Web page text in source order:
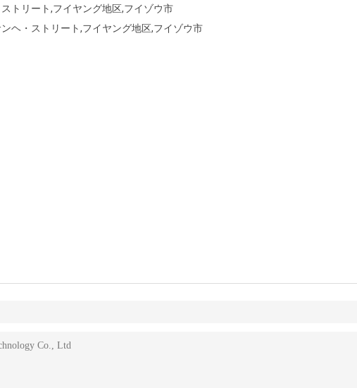
トリート,フイヤング地区,フイゾウ市
ヘ・ストリート,フイヤング地区,フイゾウ市